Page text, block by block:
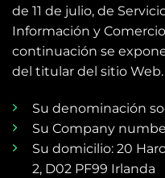
de 11 de julio, de
Información y
continuación se
del titular del sitio Web.
Su denominación
Su Company
Su domicilio: 20
2, D02 PF99 Irlanda